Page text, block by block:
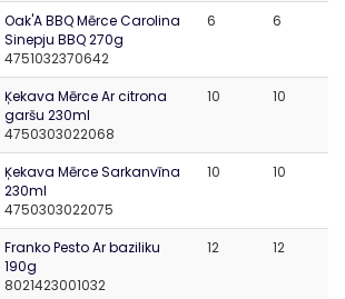
Oak'A BBQ Mērce Carolina
Sinepju BBQ 270g
4751032370642
6 6
Ķekava Mērce Ar citrona
garšu 230ml
4750303022068
10 10
Ķekava Mērce Sarkanvīna
230ml
4750303022075
10 10
Franko Pesto Ar baziliku
190g
8021423001032
12 12